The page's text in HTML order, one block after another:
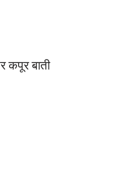
कपूर बाती